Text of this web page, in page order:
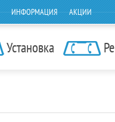
ИНФОРМАЦИЯ АКЦИИ
Установка